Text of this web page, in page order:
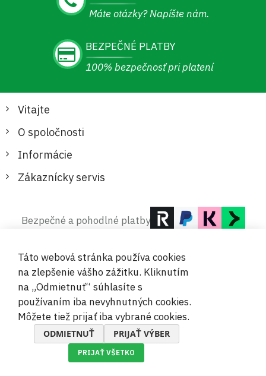
Máte otázky? Napíšte nám.
BEZPEČNÉ PLATBY
100% bezpečnosť pri platení
Vitajte
O spoločnosti
Informácie
Zákaznícky servis
Bezpečné a pohodlné platby
© 2019-2026 Megamix s.r.o.
Táto webová stránka používa cookies
na zlepšenie vášho zážitku. Kliknutím
na „Odmietnuť“ súhlasíte s
používaním iba nevyhnutných cookies.
Môžete tiež prijať iba vybrané cookies.
ODMIETNUŤ PRIJAŤ VÝBER
PRIJAŤ VŠETKO